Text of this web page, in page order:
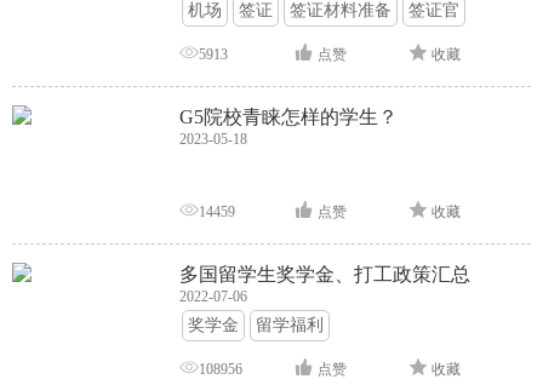
机场 签证 签证材料准备 签证官
签证面试 签证申请攻略
5913 点赞 收藏
G5院校青睐怎样的学生？
2023-05-18
14459 点赞 收藏
多国留学生奖学金、打工政策汇总
2022-07-06
奖学金 留学福利
108956 点赞 收藏